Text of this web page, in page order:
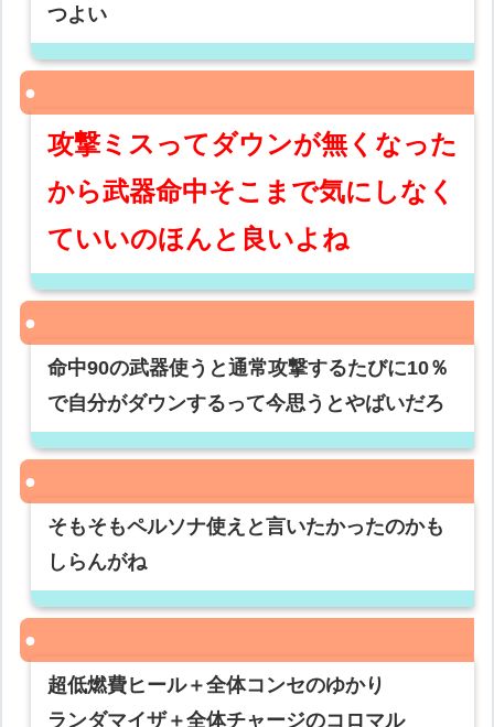
つよい
攻撃ミスってダウンが無くなった
から武器命中そこまで気にしなく
ていいのほんと良いよね
命中90の武器使うと通常攻撃するたびに10％
で自分がダウンするって今思うとやばいだろ
そもそもペルソナ使えと言いたかったのかも
しらんがね
超低燃費ヒール＋全体コンセのゆかり
ランダマイザ＋全体チャージのコロマル